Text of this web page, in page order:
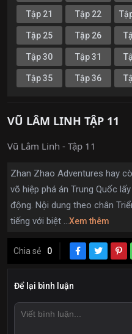
Tập 21 Tập 22
Tập 25 Tập 26
Tập 30 Tập 31
Tập 35 Tập 36
VŨ LÂM LINH TẬP 11
Vũ Lâm Linh - Tập 11
Zhan Zhao Adventures hay
võ hiệp phá án Trung Quốc
động. Nội dung theo chân
tiếng với biệt ...Xem thêm
Chia sẻ 0
Để lại bình luận